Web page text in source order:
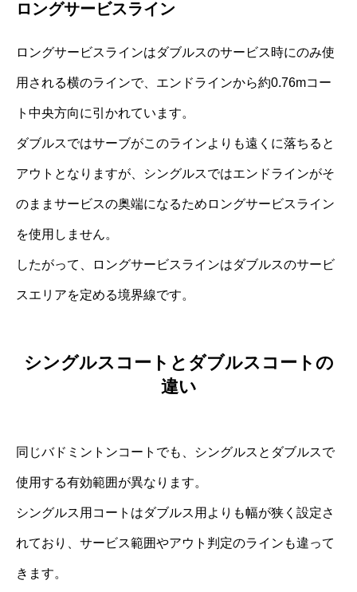
ロングサービスライン
ロングサービスラインはダブルスのサービス時にのみ使
用される横のラインで、エンドラインから約0.76mコー
ト中央方向に引かれています。
ダブルスではサーブがこのラインよりも遠くに落ちると
アウトとなりますが、シングルスではエンドラインがそ
のままサービスの奥端になるためロングサービスライン
を使用しません。
したがって、ロングサービスラインはダブルスのサービ
スエリアを定める境界線です。
シングルスコートとダブルスコートの
違い
同じバドミントンコートでも、シングルスとダブルスで
使用する有効範囲が異なります。
シングルス用コートはダブルス用よりも幅が狭く設定さ
れており、サービス範囲やアウト判定のラインも違って
きます。